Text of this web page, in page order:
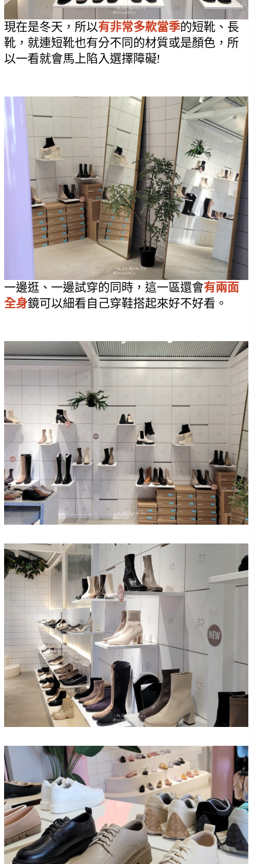
現在是冬天，所以有非常多款當季的短靴、長
靴，就連短靴也有分不同的材質或是顏色，所
以一看就會馬上陷入選擇障礙!
一邊逛、一邊試穿的同時，這一區還會有兩面
全身鏡可以細看自己穿鞋搭起來好不好看。